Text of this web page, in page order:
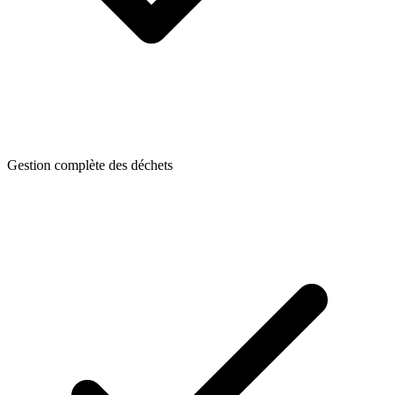
Gestion complète des déchets